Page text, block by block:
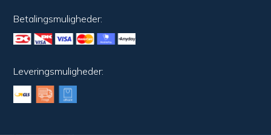
Betalingsmuligheder:
Leveringsmuligheder: